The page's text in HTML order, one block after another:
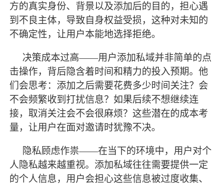
方的真实身份、背景以及添加后的目的，担心遇
到不良主体，导致自身权益受损，这种对未知的
不确定性，让用户本能地选择拒绝。
决策成本过高——用户添加私域并非简单的点
击操作，背后隐含着时间和精力的投入预期。他
们会思考：添加之后需要花费多少时间关注？会
不会频繁收到打扰信息？如果后续不想继续连
接，取消关注会不会很麻烦？这些潜在的成本考
量，让用户在面对邀请时犹豫不决。
隐私顾虑作祟——在当下的环境中，用户对个
人隐私越来越重视。添加私域往往需要提供一定
的个人信息，用户会担心这些信息被过度收集、